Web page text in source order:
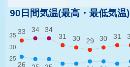
90日間気温(最高・最低気温)